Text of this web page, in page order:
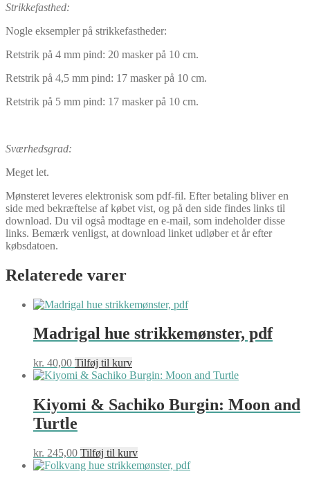
Strikkefasthed:
Nogle eksempler på strikkefastheder:
Retstrik på 4 mm pind: 20 masker på 10 cm.
Retstrik på 4,5 mm pind: 17 masker på 10 cm.
Retstrik på 5 mm pind: 17 masker på 10 cm.
Sværhedsgrad:
Meget let.
Mønsteret leveres elektronisk som pdf-fil. Efter betaling bliver en
side med bekræftelse af købet vist, og på den side findes links til
download. Du vil også modtage en e-mail, som indeholder disse
links. Bemærk venligst, at download linket udløber et år efter
købsdatoen.
Relaterede varer
Madrigal hue strikkemønster, pdf
kr. 40,00 Tilføj til kurv
Kiyomi & Sachiko Burgin: Moon and
Turtle
kr. 245,00 Tilføj til kurv